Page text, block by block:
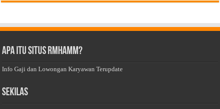
Apa Itu Situs Rmhamm?
Info Gaji dan Lowongan Karyawan Terupdate
Sekilas